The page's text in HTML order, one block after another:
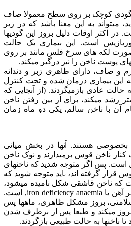
گودی کوچک بر روی سطح معمولا صاف
میتواند به این معنا باشد که در زیر
در اکثر اوقات دلیل بروز این گودیها
است. این بیماری یک حالت
لکه های سرخ فلس مانند بر روی
پوست ناخن را نیز درگیر میکند.
و صاف، دارای ظاهری زبر و دندانه
این بیماری درمان شده و تحت کنترل
حالت عادی بازمیگردند. (از آنجایی که
هفته حدود ۱ میلیمتر رشد میکند، برای از بین رفتن ناخن
آن با ناخن سالم، یکی دو ماه زمان
بخصوصی هستند. آنها در بخش میانی
ناخن قوس برمیدارند و نوک ناخن
است. پس اگر متوجه شدید که ناخنهای
قرار گرفته اند، باید متوجه شوید که
که ناخن قاشقی شکل نامیده میشود،
نشانه کم خونی همراه با فقر آهن یا iron deficiency anaemia, است.
بروز مشکل ظاهری، ماهها پس
بروز میکند و طبعا پس از برطرف شدن
ناخنها به حالت طبیعی بازگردند.